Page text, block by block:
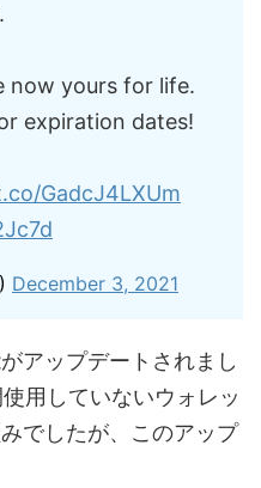
now yours for life.
expiration dates!
GadcJ4LXUm
December 3, 2021
アップデートされまし
用していないウォレッ
でしたが、このアップ